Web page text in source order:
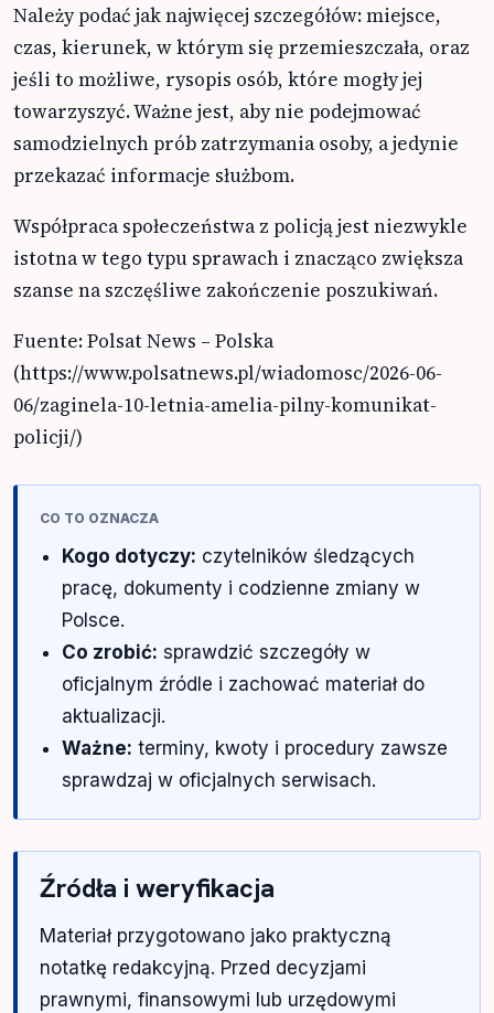
Należy podać jak najwięcej szczegółów: miejsce,
czas, kierunek, w którym się przemieszczała, oraz
jeśli to możliwe, rysopis osób, które mogły jej
towarzyszyć. Ważne jest, aby nie podejmować
samodzielnych prób zatrzymania osoby, a jedynie
przekazać informacje służbom.
Współpraca społeczeństwa z policją jest niezwykle
istotna w tego typu sprawach i znacząco zwiększa
szanse na szczęśliwe zakończenie poszukiwań.
Fuente: Polsat News – Polska
(https://www.polsatnews.pl/wiadomosc/2026-06-
06/zaginela-10-letnia-amelia-pilny-komunikat-
policji/)
CO TO OZNACZA
Kogo dotyczy: czytelników śledzących
pracę, dokumenty i codzienne zmiany w
Polsce.
Co zrobić: sprawdzić szczegóły w
oficjalnym źródle i zachować materiał do
aktualizacji.
Ważne: terminy, kwoty i procedury zawsze
sprawdzaj w oficjalnych serwisach.
Źródła i weryfikacja
Materiał przygotowano jako praktyczną
notatkę redakcyjną. Przed decyzjami
prawnymi, finansowymi lub urzędowymi